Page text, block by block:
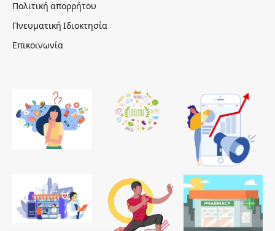
Πολιτική απορρήτου
Πνευματική Ιδιοκτησία
Επικοινωνία